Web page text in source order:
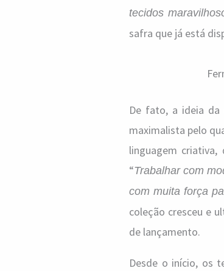
tecidos
safra que já está
De fato, a ideia da
maximalista pelo
linguagem
“Trabalhar com
com muita força
coleção cresceu e
de lançamento.
Desde o início, os